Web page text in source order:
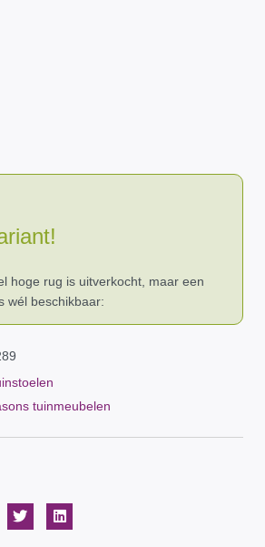
hoge rug is uitverkocht, maar een
wél beschikbaar:
tuinmeubelen